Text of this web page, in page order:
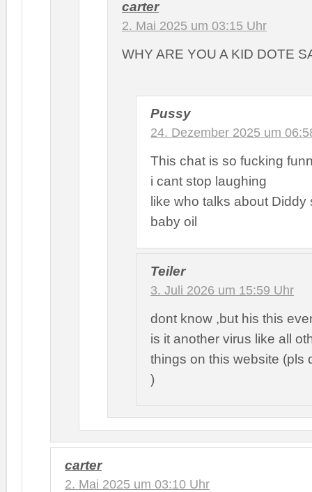
carter
2. Mai 2025 um 03:15 Uhr
WHY ARE YOU A KID DOTE
Pussy
24. Dezember 2025 um
This chat is so fucking
i cant stop laughing
like who talks about Diddy
baby oil
Teiler
3. Juli 2026 um 15:59 Uhr
dont know ,but his this
is it another virus like all
things on this website (pls
)
carter
2. Mai 2025 um 03:10 Uhr